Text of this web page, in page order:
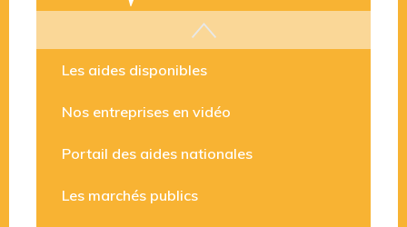
Les aides disponibles
Nos entreprises en vidéo
Portail des aides nationales
Les marchés publics